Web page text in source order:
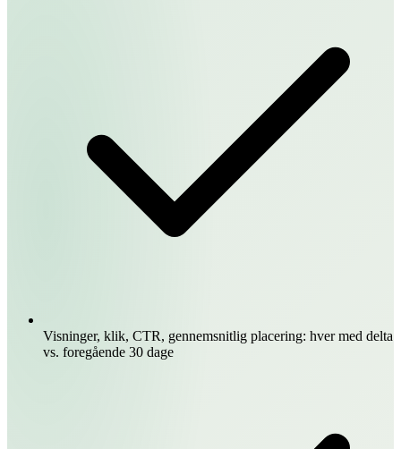
Visninger, klik, CTR, gennemsnitlig placering: hver med delta
vs. foregående 30 dage